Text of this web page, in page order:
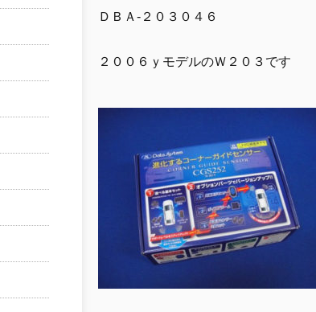
ＤＢＡ-２０３０４６
２００６ｙモデルのＷ２０３です